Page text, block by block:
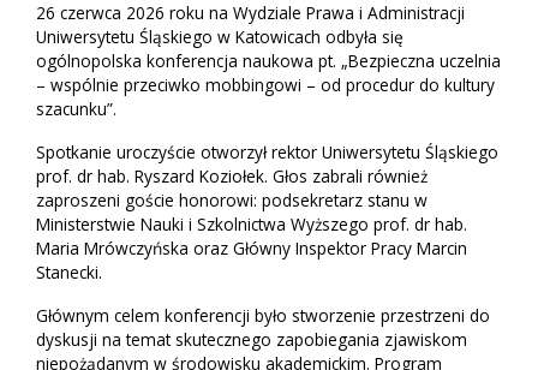
26 czerwca 2026 roku na Wydziale Prawa i Administracji
Uniwersytetu Śląskiego w Katowicach odbyła się
ogólnopolska konferencja naukowa pt. „Bezpieczna uczelnia
– wspólnie przeciwko mobbingowi – od procedur do kultury
szacunku”.
Spotkanie uroczyście otworzył rektor Uniwersytetu Śląskiego
prof. dr hab. Ryszard Koziołek. Głos zabrali również
zaproszeni goście honorowi: podsekretarz stanu w
Ministerstwie Nauki i Szkolnictwa Wyższego prof. dr hab.
Maria Mrówczyńska oraz Główny Inspektor Pracy Marcin
Stanecki.
Głównym celem konferencji było stworzenie przestrzeni do
dyskusji na temat skutecznego zapobiegania zjawiskom
niepożądanym w środowisku akademickim. Program